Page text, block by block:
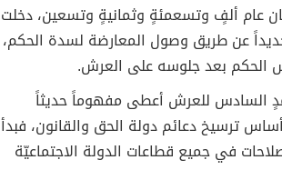
عام ألفٍ وتسعمئةٍ وثمانيةٍ وتسعين، دخلت
عن طريق وصول المعارضة لسدة الحكم،
الحكم بعد جلوسه على العرش.
السادس للعرش أعطى مفهوماً حديثاً
ترسيخ دعائم دولة الحق والقانون، فبدأ
في جميع قطاعات الدولة الاجتماعيّة